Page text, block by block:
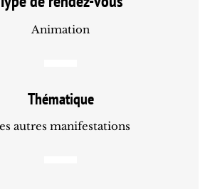
Animation
Thématique
autres manifestations